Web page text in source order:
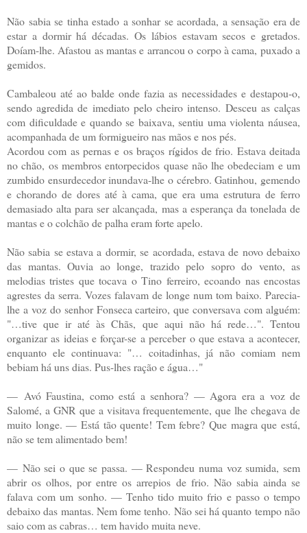
Não sabia se tinha estado a sonhar se acordada, a sensação era de
estar a dormir há décadas. Os lábios estavam secos e gretados.
Doíam-lhe. Afastou as mantas e arrancou o corpo à cama, puxado a
gemidos.
Cambaleou até ao balde onde fazia as necessidades e destapou-o,
sendo agredida de imediato pelo cheiro intenso. Desceu as calças
com dificuldade e quando se baixava, sentiu uma violenta náusea,
acompanhada de um formigueiro nas mãos e nos pés.
Acordou com as pernas e os braços rígidos de frio. Estava deitada
no chão, os membros entorpecidos quase não lhe obedeciam e um
zumbido ensurdecedor inundava-lhe o cérebro. Gatinhou, gemendo
e chorando de dores até à cama, que era uma estrutura de ferro
demasiado alta para ser alcançada, mas a esperança da tonelada de
mantas e o colchão de palha eram forte apelo.
Não sabia se estava a dormir, se acordada, estava de novo debaixo
das mantas. Ouvia ao longe, trazido pelo sopro do vento, as
melodias tristes que tocava o Tino ferreiro, ecoando nas encostas
agrestes da serra. Vozes falavam de longe num tom baixo. Parecia-
lhe a voz do senhor Fonseca carteiro, que conversava com alguém:
"…tive que ir até às Chãs, que aqui não há rede…". Tentou
organizar as ideias e forçar-se a perceber o que estava a acontecer,
enquanto ele continuava: "… coitadinhas, já não comiam nem
bebiam há uns dias. Pus-lhes ração e água…"
— Avó Faustina, como está a senhora? — Agora era a voz de
Salomé, a GNR que a visitava frequentemente, que lhe chegava de
muito longe. — Está tão quente! Tem febre? Que magra que está,
não se tem alimentado bem!
— Não sei o que se passa. — Respondeu numa voz sumida, sem
abrir os olhos, por entre os arrepios de frio. Não sabia ainda se
falava com um sonho. — Tenho tido muito frio e passo o tempo
debaixo das mantas. Nem fome tenho. Não sei há quanto tempo não
saio com as cabras… tem havido muita neve.